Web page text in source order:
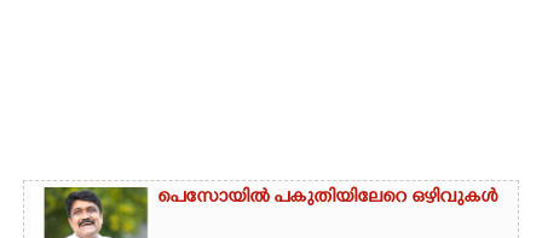
പെസോയിൽ പകുതിയിലേറെ ഒഴിവുകൾ